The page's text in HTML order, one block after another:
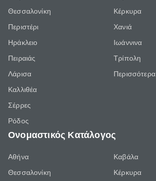
Θεσσαλονίκη
Περιστέρι
Ηράκλειο
Πειραιάς
Λάρισα
Καλλιθέα
Σέρρες
Ρόδος
Κέρκυρα
Χανιά
Ιωάννινα
Τρίπολη
Περισσότερα
Ονομαστικός Κατάλογος
Αθήνα
Θεσσαλονίκη
Καβάλα
Κέρκυρα